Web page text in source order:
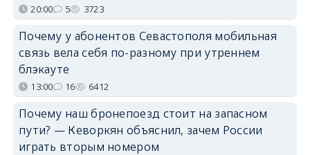
20:00 5 3723
Почему у абонентов Севастополя мобильная
связь вела себя по-разному при утреннем
блэкауте
13:00 16 6412
Почему наш бронепоезд стоит на запасном
пути? — Кеворкян объяснил, зачем России
играть вторым номером